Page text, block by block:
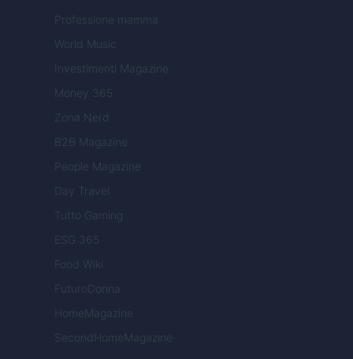
Professione mamma
World Music
Investimenti Magazine
Money 365
Zona Nerd
B2B Magazine
People Magazine
Day Travel
Tutto Gaming
ESG 365
Food Wiki
FuturoDonna
HomeMagazine
SecondHomeMagazine